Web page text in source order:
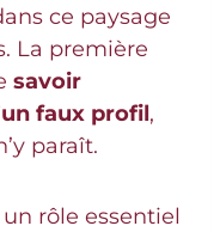
ce paysage
La première
savoir
faux profil,
paraît.
rôle essentiel